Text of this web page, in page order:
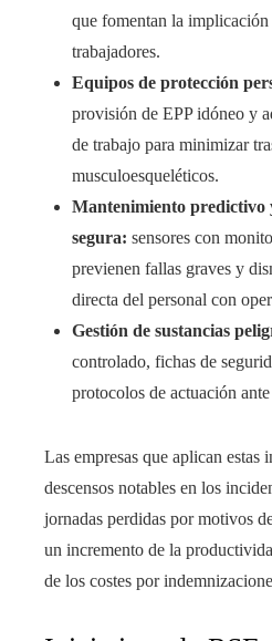
que fomentan la
trabajadores.
Equipos de protección
provisión de EPP idóneo y
de trabajo para minimizar
musculoesqueléticos.
Mantenimiento predictivo
segura: sensores con
previenen fallas graves y
directa del personal con
Gestión de sustancias
controlado, fichas de
protocolos de actuación
Las empresas que aplican estas
descensos notables en los
jornadas perdidas por motivos
un incremento de la
de los costes por